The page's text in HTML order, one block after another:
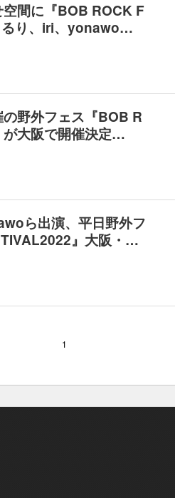
間に『BOB ROCK F
るり、iri、yonawo…
野外フェス『BOB R
大阪で開催決定…
ら出演、平日野外フ
』大阪・…
1